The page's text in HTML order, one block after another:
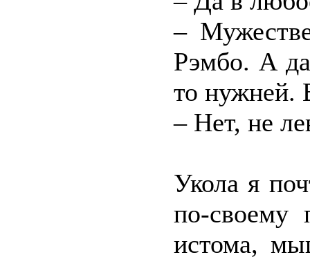
–
Рэмбо. А
то нужней.
– Нет, не
Укола я
по-своему
истома,